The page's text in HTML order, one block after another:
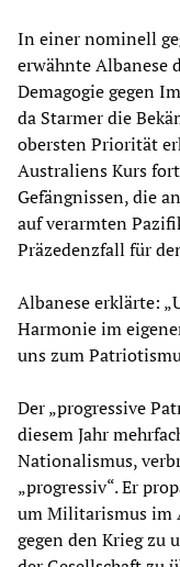
In einer nominell
erwähnte Albanese
Demagogie gegen
da Starmer die
obersten Priorität
Australiens Kurs
Gefängnissen, die
auf verarmten
Präzedenzfall für
Albanese erklärte:
Harmonie im
uns zum
Der „progressive
diesem Jahr
Nationalismus,
„progressiv“. Er
um Militarismus im
gegen den Krieg zu